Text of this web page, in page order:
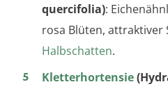
quercifolia):
rosa Blüten, attraktiver
Halbschatten.
Kletterhortensie